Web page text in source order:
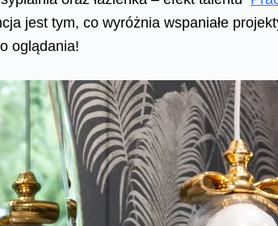
jest tym, co wyróżnia wspaniałe
oglądania!